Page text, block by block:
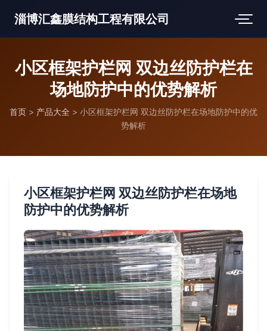
淄博汇鑫膜结构工程有限公司
小区框架护栏网 双边丝防护栏在
场地防护中的优势解析
首页 > 产品大全 > 小区框架护栏网 双边丝防护栏在场地防护中的优
势解析
小区框架护栏网 双边丝防护栏在场地
防护中的优势解析